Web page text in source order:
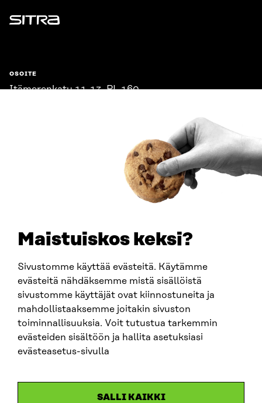
Maistuiskos keksi?
Sivustomme käyttää evästeitä. Käytämme
evästeitä nähdäksemme mistä sisällöistä
sivustomme käyttäjät ovat kiinnostuneita ja
mahdollistaaksemme joitakin sivuston
toiminnallisuuksia. Voit tutustua tarkemmin
evästeiden sisältöön ja hallita asetuksiasi
evästeasetus-sivulla
SALLI KAIKKI
Sitra
OSOITE
Itämerenkatu 11-13, PL 160,
SITRA SOSIAALISESSA MEDIASSA
LinkedIn
Instagram
YouTube